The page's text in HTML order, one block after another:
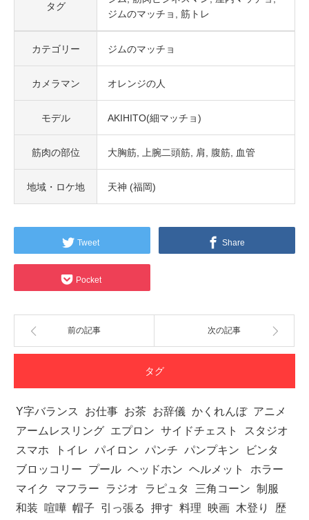
タグ
ジムのマッチョ
筋トレ
カテゴリー ジムのマッチョ
カメラマン オレンジの人
モデル AKIHITO(細マッチョ)
筋肉の部位 大胸筋 上腕二頭筋 肩 腹筋 血管
地域・ロケ地 天神 (福岡)
Tweet Share
Pocket
前の記事 次の記事
タグ
Y字バランス お仕事 お茶 お辞儀 かくれんぼ アニメ
アームレスリング エプロン サイドチェスト
スタジオ
スマホ
トイレ パイロン パンチ パンプキン
ビンタ
ブロッコリー
プール ヘッドホン ヘルメット
ホラー
マイク
マフラー ラジオ ラピュタ 三角コーン 制服
和装
喧嘩 帽子 引っ張る 押す 料理 映画 木登り
歴